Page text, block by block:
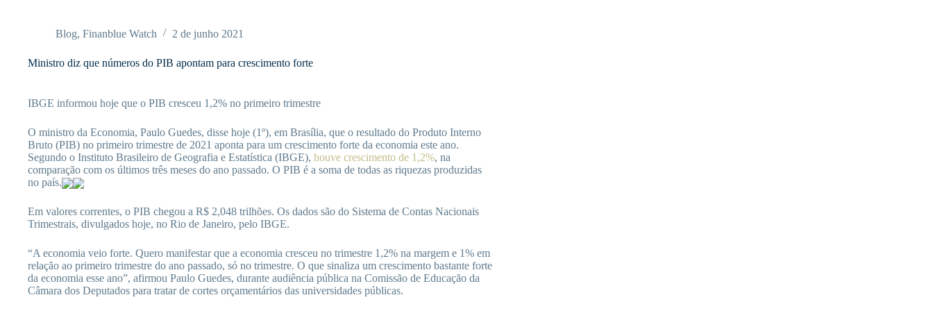
Blog, Finanblue Watch 2 de junho 2021
Ministro diz que números do PIB apontam para crescimento forte
IBGE informou hoje que o PIB cresceu 1,2% no primeiro trimestre
O ministro da Economia, Paulo Guedes, disse hoje (1º), em Brasília, que o resultado do Produto Interno
Bruto (PIB) no primeiro trimestre de 2021 aponta para um crescimento forte da economia este ano.
Segundo o Instituto Brasileiro de Geografia e Estatística (IBGE), houve crescimento de 1,2%, na
comparação com os últimos três meses do ano passado. O PIB é a soma de todas as riquezas produzidas
no país.
Em valores correntes, o PIB chegou a R$ 2,048 trilhões. Os dados são do Sistema de Contas Nacionais
Trimestrais, divulgados hoje, no Rio de Janeiro, pelo IBGE.
“A economia veio forte. Quero manifestar que a economia cresceu no trimestre 1,2% na margem e 1% em
relação ao primeiro trimestre do ano passado, só no trimestre. O que sinaliza um crescimento bastante forte
da economia esse ano”, afirmou Paulo Guedes, durante audiência pública na Comissão de Educação da
Câmara dos Deputados para tratar de cortes orçamentários das universidades públicas.